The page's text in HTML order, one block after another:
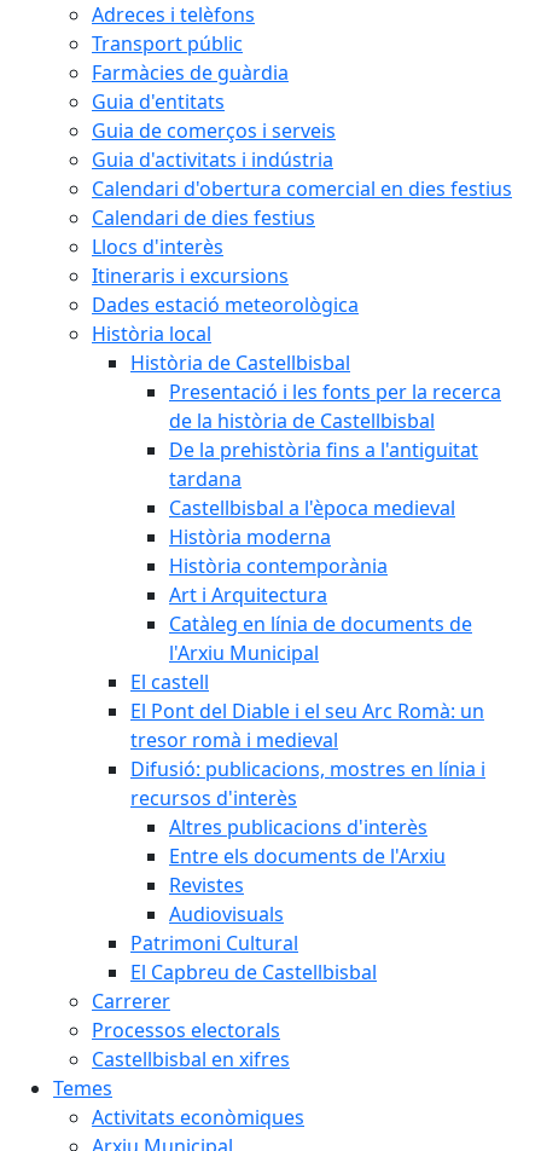
Adreces i telèfons
Transport públic
Farmàcies de guàrdia
Guia d'entitats
Guia de comerços i serveis
Guia d'activitats i indústria
Calendari d'obertura comercial en dies festius
Calendari de dies festius
Llocs d'interès
Itineraris i excursions
Dades estació meteorològica
Història local
Història de Castellbisbal
Presentació i les fonts per la recerca
de la història de Castellbisbal
De la prehistòria fins a l'antiguitat
tardana
Castellbisbal a l'època medieval
Història moderna
Història contemporània
Art i Arquitectura
Catàleg en línia de documents de
l'Arxiu Municipal
El castell
El Pont del Diable i el seu Arc Romà: un
tresor romà i medieval
Difusió: publicacions, mostres en línia i
recursos d'interès
Altres publicacions d'interès
Entre els documents de l'Arxiu
Revistes
Audiovisuals
Patrimoni Cultural
El Capbreu de Castellbisbal
Carrerer
Processos electorals
Castellbisbal en xifres
Temes
Activitats econòmiques